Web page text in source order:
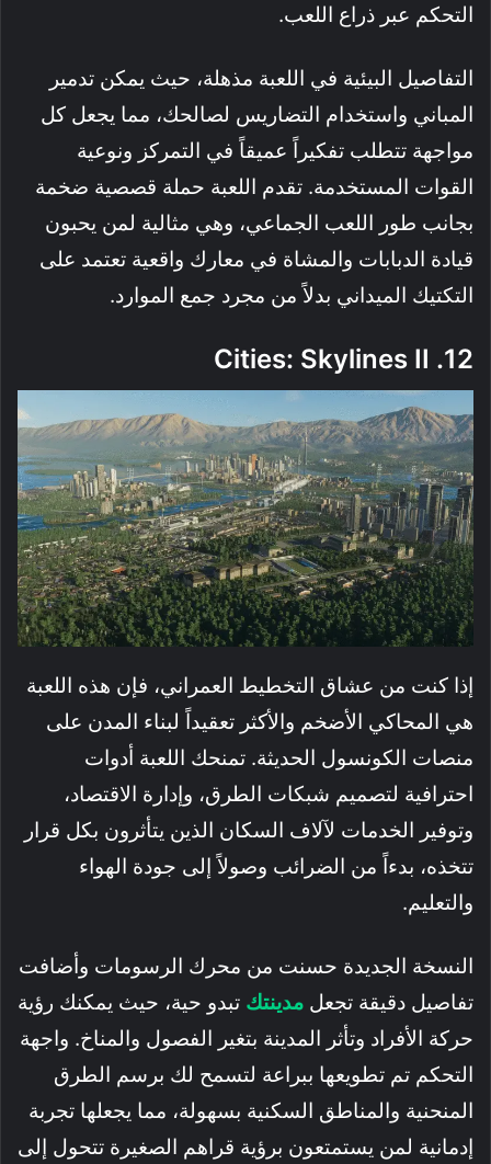
التحكم عبر ذراع اللعب.
التفاصيل البيئية في اللعبة مذهلة، حيث يمكن تدمير
المباني واستخدام التضاريس لصالحك، مما يجعل كل
مواجهة تتطلب تفكيراً عميقاً في التمركز ونوعية
القوات المستخدمة. تقدم اللعبة حملة قصصية ضخمة
بجانب طور اللعب الجماعي، وهي مثالية لمن يحبون
قيادة الدبابات والمشاة في معارك واقعية تعتمد على
التكتيك الميداني بدلاً من مجرد جمع الموارد.
12. Cities: Skylines II
إذا كنت من عشاق التخطيط العمراني، فإن هذه اللعبة
هي المحاكي الأضخم والأكثر تعقيداً لبناء المدن على
منصات الكونسول الحديثة. تمنحك اللعبة أدوات
احترافية لتصميم شبكات الطرق، وإدارة الاقتصاد،
وتوفير الخدمات لآلاف السكان الذين يتأثرون بكل قرار
تتخذه، بدءاً من الضرائب وصولاً إلى جودة الهواء
والتعليم.
النسخة الجديدة حسنت من محرك الرسومات وأضافت
تفاصيل دقيقة تجعل مدينتك تبدو حية، حيث يمكنك رؤية
حركة الأفراد وتأثر المدينة بتغير الفصول والمناخ. واجهة
التحكم تم تطويعها ببراعة لتسمح لك برسم الطرق
المنحنية والمناطق السكنية بسهولة، مما يجعلها تجربة
إدمانية لمن يستمتعون برؤية قراهم الصغيرة تتحول إلى